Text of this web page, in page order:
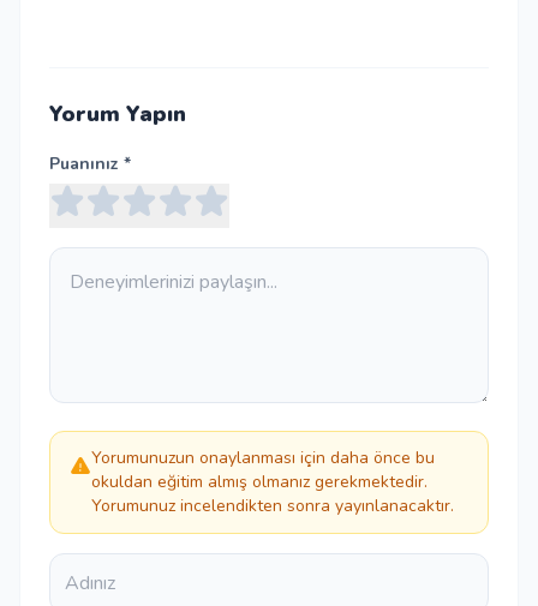
Yorum Yapın
Puanınız *
Yorumunuzun onaylanması için daha önce bu
okuldan eğitim almış olmanız gerekmektedir.
Yorumunuz incelendikten sonra yayınlanacaktır.